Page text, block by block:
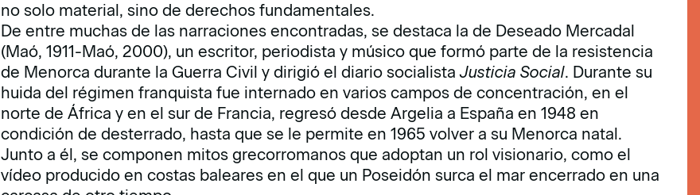
no solo material, sino de derechos fundamentales.
De entre muchas de las narraciones encontradas, se destaca la de Deseado Mercadal
(Maó, 1911-Maó, 2000), un escritor, periodista y músico que formó parte de la resistencia
de Menorca durante la Guerra Civil y dirigió el diario socialistaJusticia Social. Durante su
huida del régimen franquista fue internado en varios campos de concentración, en el
norte de África y en el sur de Francia, regresó desde Argelia a España en 1948 en
condición de desterrado, hasta que se le permite en 1965 volver a su Menorca natal.
Junto a él, se componen mitos grecorromanos que adoptan un rol visionario, como el
vídeo producido en costas baleares en el que un Poseidón surca el mar encerrado en una